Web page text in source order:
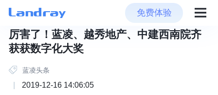
免费体验
厉害了！蓝凌、越秀地产、中建西南院齐
获获数字化大奖
蓝凌头条
2019-12-16 14:06:05